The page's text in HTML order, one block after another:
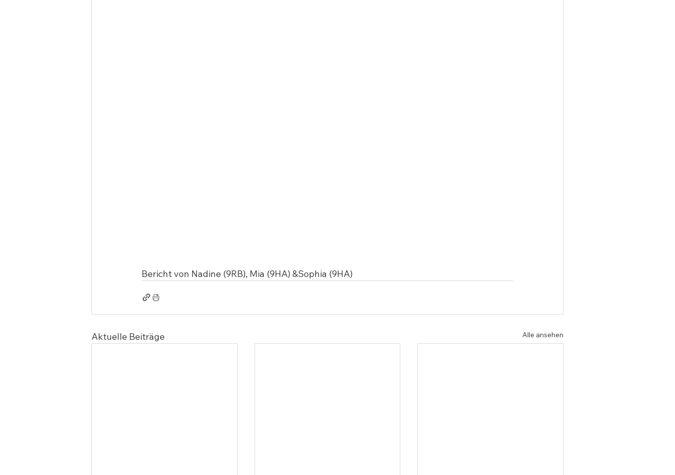
Bericht von Nadine (9RB), Mia (9HA) &Sophia (9HA)
Aktuelle Beiträge Alle ansehen